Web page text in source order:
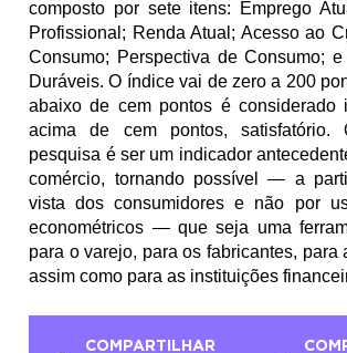
composto por sete itens: Emprego
Profissional; Renda Atual; Acesso ao
Consumo; Perspectiva de Consumo;
Duráveis. O índice vai de zero a 200
abaixo de cem pontos é considerado
acima de cem pontos, satisfatório.
pesquisa é ser um indicador
comércio, tornando possível — a
vista dos consumidores e não por
econométricos — que seja uma
para o varejo, para os fabricantes, para
assim como para as instituições
COMPARTILHAR